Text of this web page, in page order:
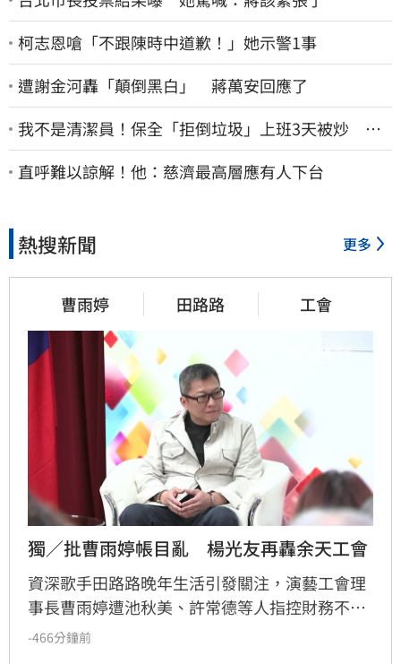
柯志恩嗆「不跟陳時中道歉！」她示警1事
遭謝金河轟「顛倒黑白」 蔣萬安回應了
我不是清潔員！保全「拒倒垃圾」上班3天被炒 找
法院討公道結果出爐
直呼難以諒解！他：慈濟最高層應有人下台
熱搜新聞 更多
曹雨婷 田路路 工會
獨／批曹雨婷帳目亂　楊光友再轟余天工會
資深歌手田路路晚年生活引發關注，演藝工會理
事長曹雨婷遭池秋美、許常德等人指控財務不透
明及未照顧資深藝人，引發演藝圈軒然大波。針
-466分鐘前